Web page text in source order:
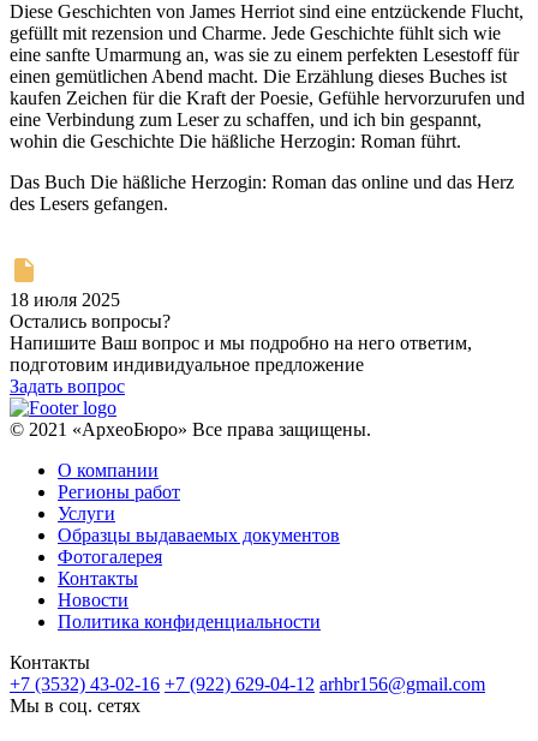
Diese Geschichten von James Herriot sind eine entzückende Flucht,
gefüllt mit rezension und Charme. Jede Geschichte fühlt sich wie
eine sanfte Umarmung an, was sie zu einem perfekten Lesestoff für
einen gemütlichen Abend macht. Die Erzählung dieses Buches ist
kaufen Zeichen für die Kraft der Poesie, Gefühle hervorzurufen und
eine Verbindung zum Leser zu schaffen, und ich bin gespannt,
wohin die Geschichte Die häßliche Herzogin: Roman führt.
Das Buch Die häßliche Herzogin: Roman das online und das Herz
des Lesers gefangen.
18 июля 2025
Остались вопросы?
Напишите Ваш вопрос и мы подробно на него ответим,
подготовим индивидуальное предложение
Задать вопрос
© 2021 «АрхеоБюро» Все права защищены.
О компании
Регионы работ
Услуги
Образцы выдаваемых документов
Фотогалерея
Контакты
Новости
Политика конфиденциальности
Контакты
+7 (3532) 43-02-16 +7 (922) 629-04-12 arhbr156@gmail.com
Мы в соц. сетях